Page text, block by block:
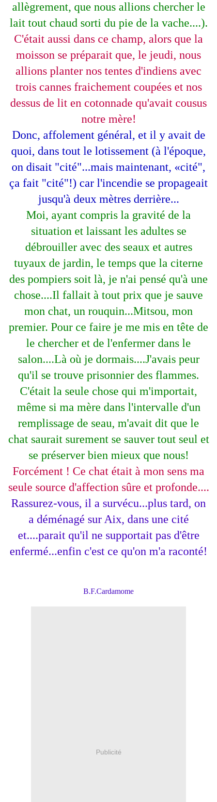
allègrement, que nous allions chercher le
lait tout chaud sorti du pie de la vache....).
C'était aussi dans ce champ, alors que la
moisson se préparait que, le jeudi, nous
allions planter nos tentes d'indiens avec
trois cannes fraichement coupées et nos
dessus de lit en cotonnade qu'avait cousus
notre mère!
Donc, affolement général, et il y avait de
quoi, dans tout le lotissement (à l'époque,
on disait "cité"...mais maintenant, «cité",
ça fait "cité"!) car l'incendie se propageait
jusqu'à deux mètres derrière...
Moi, ayant compris la gravité de la
situation et laissant les adultes se
débrouiller avec des seaux et autres
tuyaux de jardin, le temps que la citerne
des pompiers soit là, je n'ai pensé qu'à une
chose....Il fallait à tout prix que je sauve
mon chat, un rouquin...Mitsou, mon
premier. Pour ce faire je me mis en tête de
le chercher et de l'enfermer dans le
salon....Là où je dormais....J'avais peur
qu'il se trouve prisonnier des flammes.
C'était la seule chose qui m'importait,
même si ma mère dans l'intervalle d'un
remplissage de seau, m'avait dit que le
chat saurait surement se sauver tout seul et
se préserver bien mieux que nous!
Forcément ! Ce chat était à mon sens ma
seule source d'affection sûre et profonde....
Rassurez-vous, il a survécu...plus tard, on
a déménagé sur Aix, dans une cité
et....parait qu'il ne supportait pas d'être
enfermé...enfin c'est ce qu'on m'a raconté!
B.F.Cardamome
Publicité